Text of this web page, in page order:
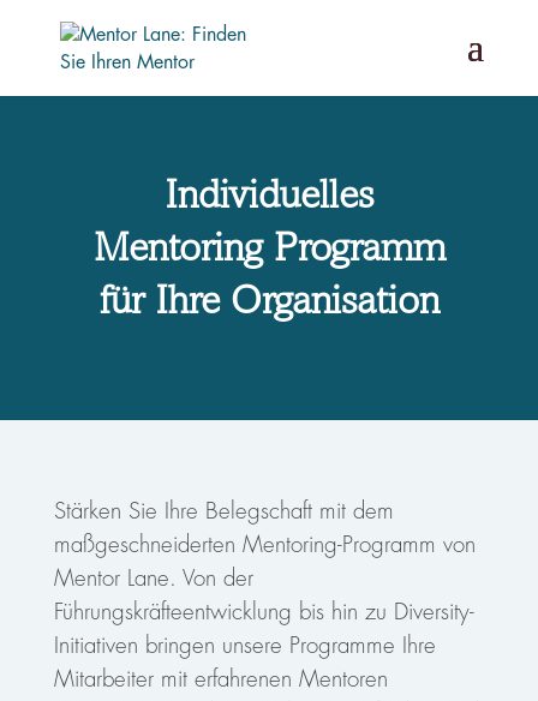
Individuelles
Mentoring Programm
für Ihre Organisation
Stärken Sie Ihre Belegschaft mit dem
maßgeschneiderten Mentoring-Programm von
Mentor Lane. Von der
Führungskräfteentwicklung bis hin zu Diversity-
Initiativen bringen unsere Programme Ihre
Mitarbeiter mit erfahrenen Mentoren